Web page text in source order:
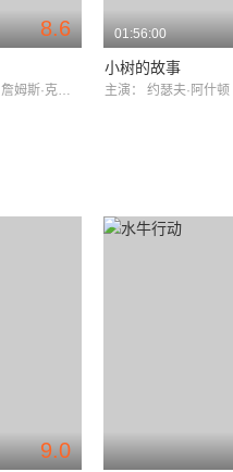
8.6
詹姆斯·克伦威尔
01:56:00
小树的故事
主演： 约瑟夫·阿什顿
9.0